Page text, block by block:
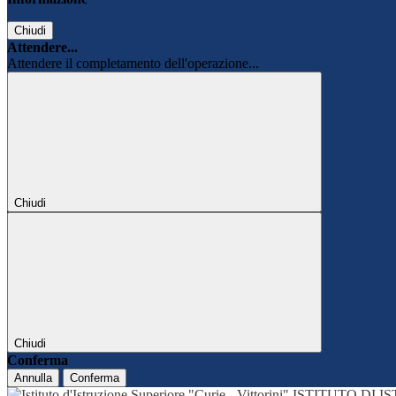
Chiudi
Attendere...
Attendere il completamento dell'operazione...
Chiudi
Chiudi
Conferma
Annulla Conferma